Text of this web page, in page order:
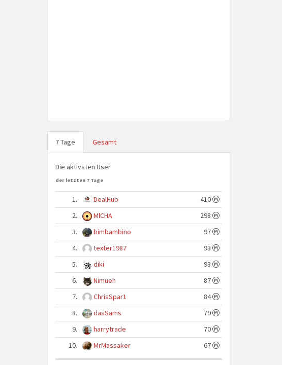
7 Tage Gesamt
Die aktivsten User
der letzten 7 Tage
1. DealHub
410
2.
MlCHA
298
3.
bimbambino
97
4.
texter1987
93
5.
diki
93
6.
Nimueh
87
7.
ChrisSpar1
84
8.
dasSams
79
9.
harrytrade
70
10.
MrMassaker 67